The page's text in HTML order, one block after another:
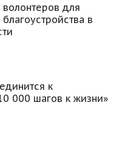
волонтеров для
в
к
000 шагов к жизни»